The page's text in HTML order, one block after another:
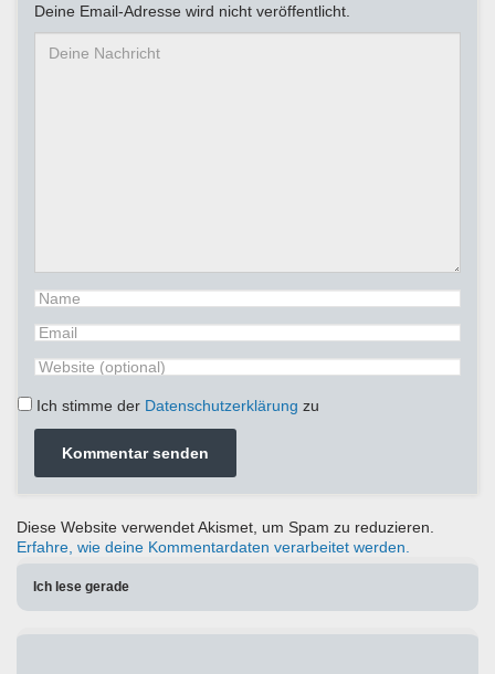
Deine Email-Adresse wird nicht veröffentlicht.
Ich stimme der Datenschutzerklärung zu
Diese Website verwendet Akismet, um Spam zu reduzieren.
Erfahre, wie deine Kommentardaten verarbeitet werden.
Ich lese gerade